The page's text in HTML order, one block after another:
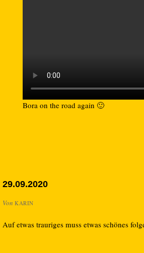
Bora on the road again 🙂
29.09.2020
Von KARIN
Auf etwas trauriges muss etwas schönes